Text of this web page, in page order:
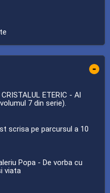
-
ETERIC - Al
7 din serie).
scrisa pe parcursul a 10
Popa - De vorba cu
viata